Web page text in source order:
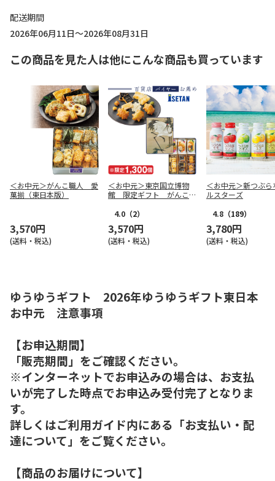
配送期間
2026年06月11日～2026年08月31日
この商品を見た人は他にこんな商品も買っています
＜お中元＞がんこ職人 愛
菓揃（東日本版）
3,570円
(送料・税込)
＜お中元＞東京国立博物
館 限定ギフト がんこ職
版）
4.0 （2）
3,570円
(送料・税込)
＜お中元＞新つぶら
ルスターズ
4.8 （189）
3,780円
(送料・税込)
ゆうゆうギフト 2026年ゆうゆうギフト東日本
お中元 注意事項
【お申込期間】
「販売期間」をご確認ください。
※インターネットでお申込みの場合は、お支払
いが完了した時点でお申込み受付完了となりま
す。
詳しくはご利用ガイド内にある「お支払い・配
達について」をご覧ください。
【商品のお届けについて】